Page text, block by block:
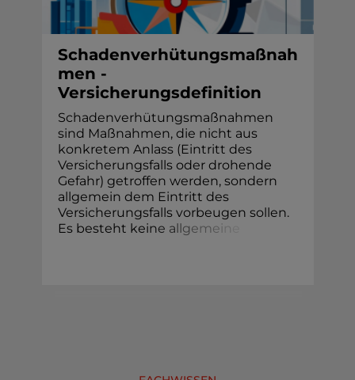
Schadenverhütungsmaßnah
men -
Versicherungsdefinition
Schadenverhütungsmaßnahmen
sind Maßnahmen, die nicht aus
konkretem Anlass (Eintritt des
Versicherungsfalls oder drohende
Gefahr) getroffen werden, sondern
allgemein dem Eintritt des
Versicherungsfalls vorbeugen sollen.
Es besteht keine allgemein